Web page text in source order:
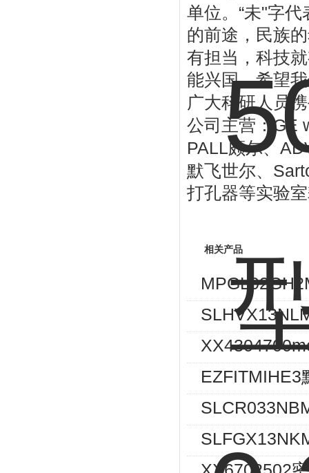
单位。 “未"字代
的前途，民族
有担当，科技
能兴国，希望
广大科研人员
公司主营： GE
PALL颇尔、
默飞世尔、
打孔器等实验
相关产品
EZFITMIHE3